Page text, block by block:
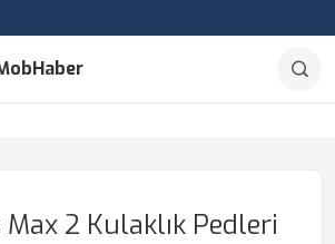
2 Kulaklık Pedleri